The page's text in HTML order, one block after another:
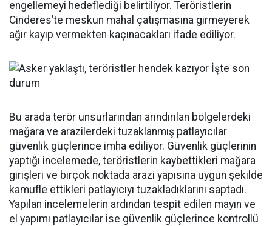
engellemeyi hedeflediği belirtiliyor. Teröristlerin
Cinderes’te meskun mahal çatışmasına girmeyerek
ağır kayıp vermekten kaçınacakları ifade ediliyor.
Bu arada terör unsurlarından arındırılan bölgelerdeki
mağara ve arazilerdeki tuzaklanmış patlayıcılar
güvenlik güçlerince imha ediliyor. Güvenlik güçlerinin
yaptığı incelemede, teröristlerin kaybettikleri mağara
girişleri ve birçok noktada arazi yapısına uygun şekilde
kamufle ettikleri patlayıcıyı tuzakladıklarını saptadı.
Yapılan incelemelerin ardından tespit edilen mayın ve
el yapımı patlayıcılar ise güvenlik güçlerince kontrollü